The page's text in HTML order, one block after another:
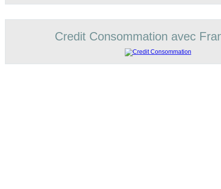
Credit Consommation avec